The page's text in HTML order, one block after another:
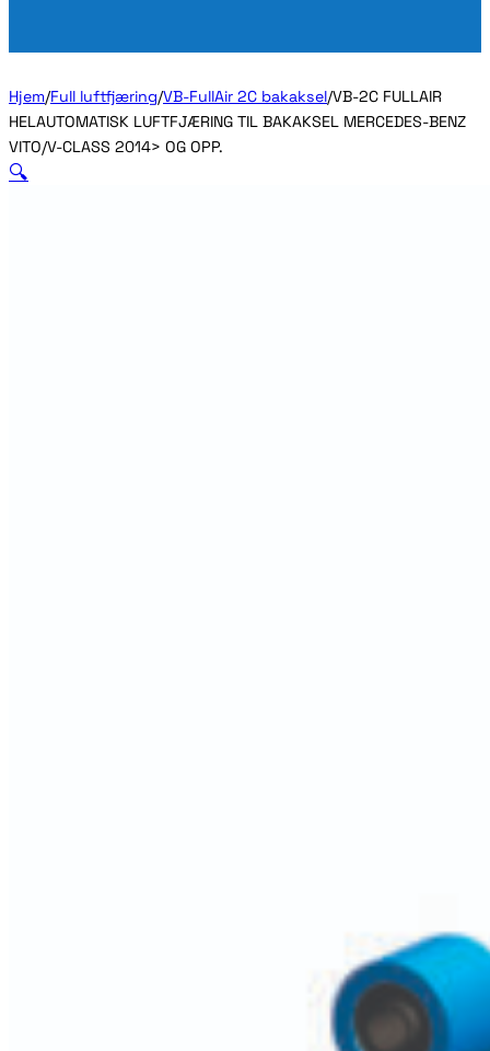
Hjem/Full luftfjæring/VB-FullAir 2C bakaksel/VB-2C FULLAIR
HELAUTOMATISK LUFTFJÆRING TIL BAKAKSEL MERCEDES-BENZ
VITO/V-CLASS 2014> OG OPP.
🔍